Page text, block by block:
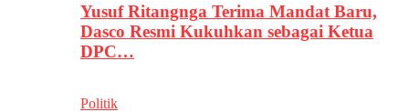
Yusuf Ritangnga Terima Mandat Baru,
Dasco Resmi Kukuhkan sebagai Ketua
DPC…
Politik